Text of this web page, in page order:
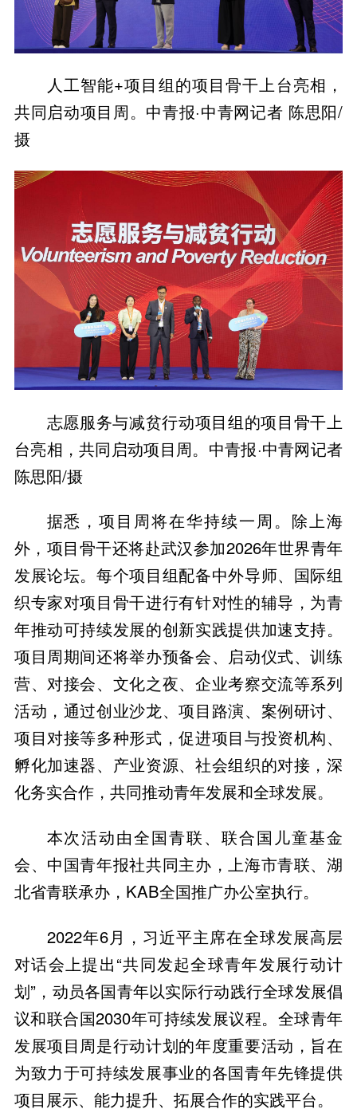
人工智能+项目组的项目骨干上台亮相，
共同启动项目周。中青报·中青网记者 陈思阳/
摄
志愿服务与减贫行动项目组的项目骨干上
台亮相，共同启动项目周。中青报·中青网记者
陈思阳/摄
据悉，项目周将在华持续一周。除上海
外，项目骨干还将赴武汉参加2026年世界青年
发展论坛。每个项目组配备中外导师、国际组
织专家对项目骨干进行有针对性的辅导，为青
年推动可持续发展的创新实践提供加速支持。
项目周期间还将举办预备会、启动仪式、训练
营、对接会、文化之夜、企业考察交流等系列
活动，通过创业沙龙、项目路演、案例研讨、
项目对接等多种形式，促进项目与投资机构、
孵化加速器、产业资源、社会组织的对接，深
化务实合作，共同推动青年发展和全球发展。
本次活动由全国青联、联合国儿童基金
会、中国青年报社共同主办，上海市青联、湖
北省青联承办，KAB全国推广办公室执行。
2022年6月，习近平主席在全球发展高层
对话会上提出“共同发起全球青年发展行动计
划”，动员各国青年以实际行动践行全球发展倡
议和联合国2030年可持续发展议程。全球青年
发展项目周是行动计划的年度重要活动，旨在
为致力于可持续发展事业的各国青年先锋提供
项目展示、能力提升、拓展合作的实践平台。